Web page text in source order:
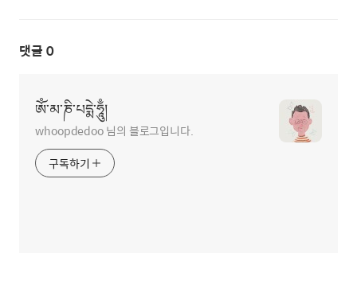
댓글 0
ཨོཾ་མ་ཎི་པདྨེ་ཧཱུྃ།
whoopdedoo 님의 블로그입니다.
구독하기